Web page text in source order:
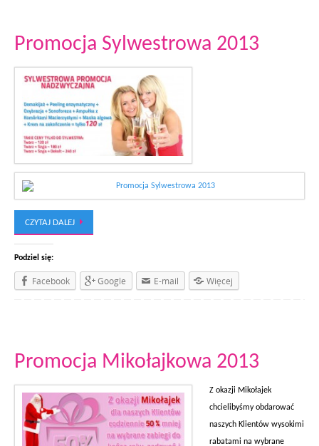
Promocja Sylwestrowa 2013
CZYTAJ DALEJ
Podziel się:
Facebook Google E-mail Więcej
Promocja Mikołajkowa 2013
Z okazji Mikołajek
chcielibyśmy obdarować
naszych Klientów wysokimi
rabatami na wybrane